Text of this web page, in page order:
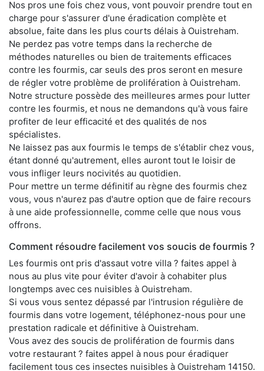
Nos pros une fois chez vous, vont pouvoir prendre tout en
charge pour s'assurer d'une éradication complète et
absolue, faite dans les plus courts délais à Ouistreham.
Ne perdez pas votre temps dans la recherche de
méthodes naturelles ou bien de traitements efficaces
contre les fourmis, car seuls des pros seront en mesure
de régler votre problème de prolifération à Ouistreham.
Notre structure possède des meilleures armes pour lutter
contre les fourmis, et nous ne demandons qu'à vous faire
profiter de leur efficacité et des qualités de nos
spécialistes.
Ne laissez pas aux fourmis le temps de s'établir chez vous,
étant donné qu'autrement, elles auront tout le loisir de
vous infliger leurs nocivités au quotidien.
Pour mettre un terme définitif au règne des fourmis chez
vous, vous n'aurez pas d'autre option que de faire recours
à une aide professionnelle, comme celle que nous vous
offrons.
Comment résoudre facilement vos soucis de fourmis ?
Les fourmis ont pris d'assaut votre villa ? faites appel à
nous au plus vite pour éviter d'avoir à cohabiter plus
longtemps avec ces nuisibles à Ouistreham.
Si vous vous sentez dépassé par l'intrusion régulière de
fourmis dans votre logement, téléphonez-nous pour une
prestation radicale et définitive à Ouistreham.
Vous avez des soucis de prolifération de fourmis dans
votre restaurant ? faites appel à nous pour éradiquer
facilement tous ces insectes nuisibles à Ouistreham 14150.